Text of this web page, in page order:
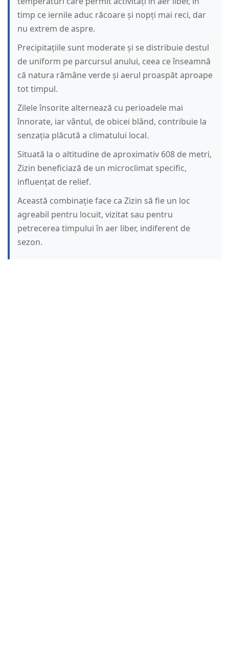
timp ce iernile aduc răcoare și nopți mai reci, dar
nu extrem de aspre.
Precipitațiile sunt moderate și se distribuie destul
de uniform pe parcursul anului, ceea ce înseamnă
că natura rămâne verde și aerul proaspăt aproape
tot timpul.
Zilele însorite alternează cu perioadele mai
înnorate, iar vântul, de obicei blând, contribuie la
senzația plăcută a climatului local.
Situată la o altitudine de aproximativ 608 de metri,
Zizin beneficiază de un microclimat specific,
influențat de relief.
Această combinație face ca Zizin să fie un loc
agreabil pentru locuit, vizitat sau pentru
petrecerea timpului în aer liber, indiferent de
sezon.